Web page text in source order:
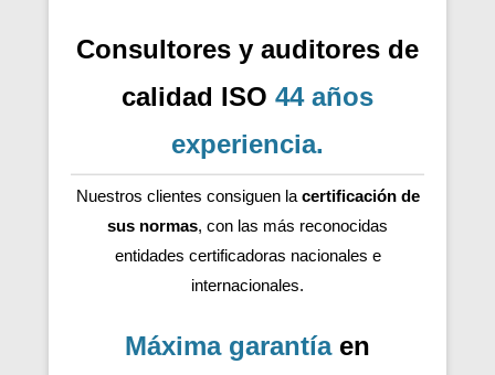
Consultores y auditores de
calidad ISO 44 años
experiencia.
Nuestros clientes consiguen la certificación de
sus normas, con las más reconocidas
entidades certificadoras nacionales e
internacionales.
Máxima garantíaen